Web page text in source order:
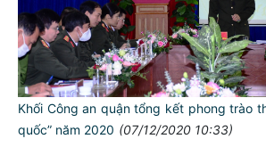
Khối Công an quận tổng kết phong trào
quốc” năm 2020 (07/12/2020 10:33)